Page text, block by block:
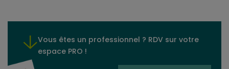
Vous êtes un professionnel ? RDV sur votre
espace PRO !